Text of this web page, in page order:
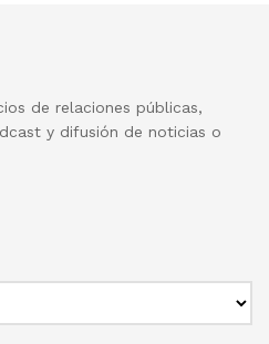
de relaciones públicas,
y difusión de noticias o